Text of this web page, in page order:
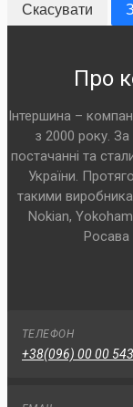
Скасувати
Про
Інтершина –
з 2000 року.
постачанні та
України.
такими
Nokian,
Росава
ТЕЛЕФОН
+38(096) 00 00 543